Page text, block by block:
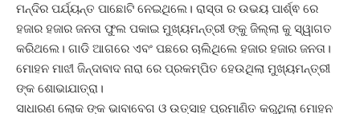
ମନ୍ଦିର ପର୍ଯ୍ୟନ୍ତ ପାଛୋଟି ନେଇଥିଲେ। ରାସ୍ତା ର ଉଭୟ ପାର୍ଶ୍ଵ ରେ
ହଜାର ହଜାର ଜନତା ଫୁଲ ପକାଇ ମୁଖ୍ୟମନ୍ତ୍ରୀ ଙ୍କୁ ଜିଲ୍ଲା କୁ ସ୍ୱାଗତ
କରିଥଲେ। ଗାଡି ଆଗରେ ଏବଂ ପଛରେ ଚାଲିଥିଲେ ହଜାର ହଜାର ଜନତା।
ମୋହନ ମାଝୀ ଜିନ୍ଦାବାଦ ନାରା ରେ ପ୍ରକମ୍ପିତ ହେଉଥିଲା ମୁଖ୍ୟମନ୍ତ୍ରୀ
ଙ୍କ ଶୋଭାଯାତ୍ରା।
ସାଧାରଣ ଲୋକ ଙ୍କ ଭାବାବେଗ ଓ ଉତ୍ସାହ ପ୍ରମାଣିତ କରୁଥିଲା ମୋହନ